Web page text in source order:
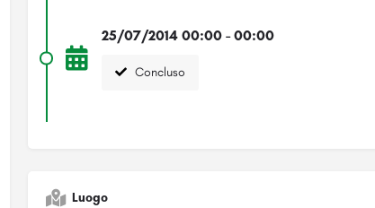
25/07/2014 00:00 - 00:00
Concluso
Luogo